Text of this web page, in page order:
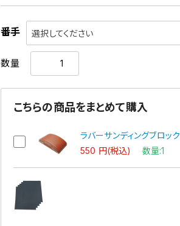
番手 選択してください
数量
こちらの商品をまとめて購入
ラバーサンディングブロック
550 円(税込) 数量:1